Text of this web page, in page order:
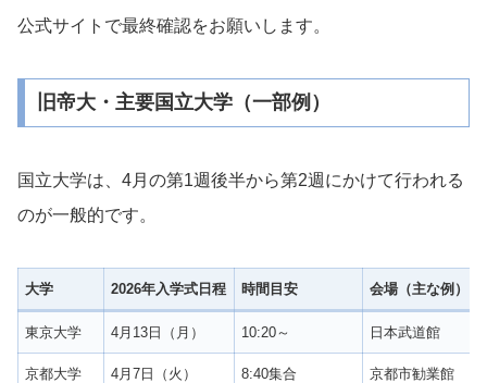
公式サイトで最終確認をお願いします。
旧帝大・主要国立大学（一部例）
国立大学は、4月の第1週後半から第2週にかけて行われる
のが一般的です。
大学 2026年入学式日程 時間目安 会場（主な例）
東京大学 4月13日（月） 10:20～ 日本武道館
京都大学 4月7日（火） 8:40集合 京都市勧業館